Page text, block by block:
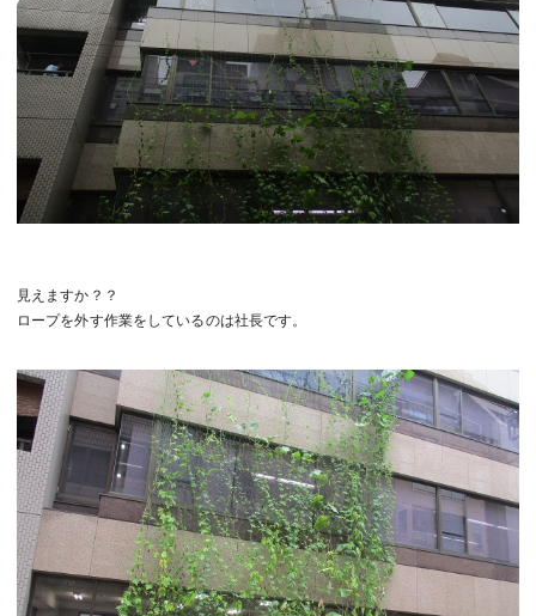
見えますか？？
ロープを外す作業をしているのは社長です。